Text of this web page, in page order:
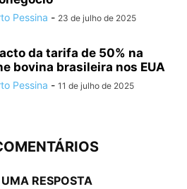
Pessina - 23 de julho de 2025
da tarifa de 50% na
bovina brasileira nos EUA
Pessina - 11 de julho de 2025
RESPOSTA